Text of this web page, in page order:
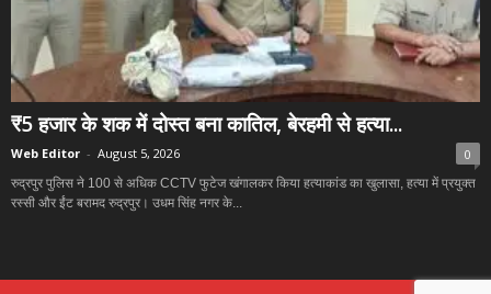
₹5 हजार के शक में दोस्त बना कातिल, बेरहमी से हत्या...
Web Editor - August 5, 2026 0
रुद्रपुर पुलिस ने 100 से अधिक CCTV फुटेज खंगालकर किया हत्याकांड का खुलासा, हत्या में प्रयुक्त
रस्सी और ईंट बरामद रुद्रपुर। उधम सिंह नगर के...